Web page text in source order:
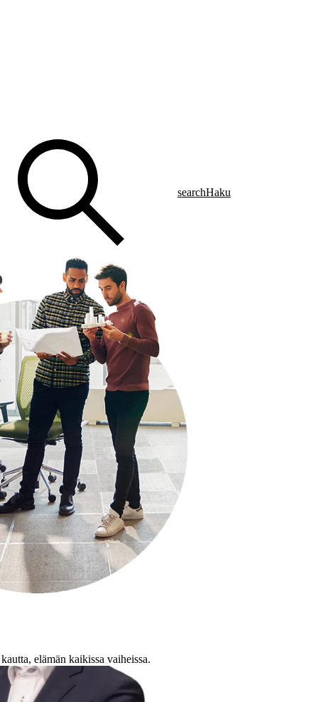
searchHaku
elämän kaikissa vaiheissa.